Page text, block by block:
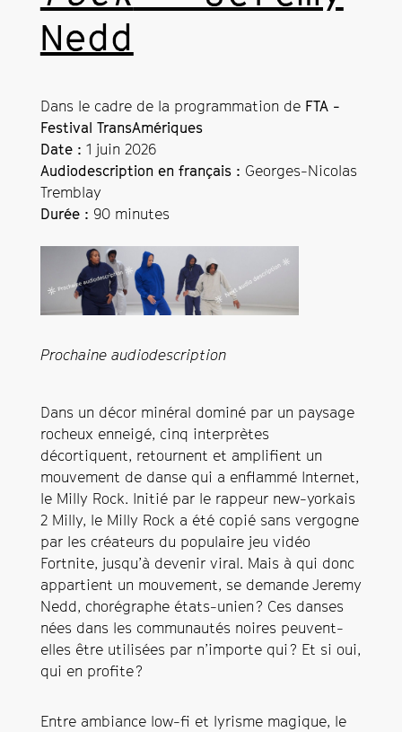
Nedd
Dans le cadre de la programmation de FTA -
Festival TransAmériques
Date : 1 juin 2026
Audiodescription en français : Georges-Nicolas
Tremblay
Durée : 90 minutes
Prochaine audiodescription
Dans un décor minéral dominé par un paysage
rocheux enneigé, cinq interprètes
décortiquent, retournent et amplifient un
mouvement de danse qui a enflammé Internet,
le Milly Rock. Initié par le rappeur new-yorkais
2 Milly, le Milly Rock a été copié sans vergogne
par les créateurs du populaire jeu vidéo
Fortnite, jusqu’à devenir viral. Mais à qui donc
appartient un mouvement, se demande Jeremy
Nedd, chorégraphe états-unien ? Ces danses
nées dans les communautés noires peuvent-
elles être utilisées par n’importe qui ? Et si oui,
qui en profite ?
Entre ambiance low-fi et lyrisme magique, le